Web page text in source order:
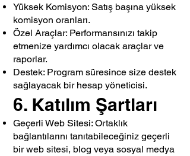
Yüksek Komisyon: Satış başına yüksek
komisyon oranları.
Özel Araçlar: Performansınızı takip
etmenize yardımcı olacak araçlar ve
raporlar.
Destek: Program süresince size destek
sağlayacak bir hesap yöneticisi.
6. Katılım Şartları
Geçerli Web Sitesi: Ortaklık
bağlantılarını tanıtabileceğiniz geçerli
bir web sitesi, blog veya sosyal medya